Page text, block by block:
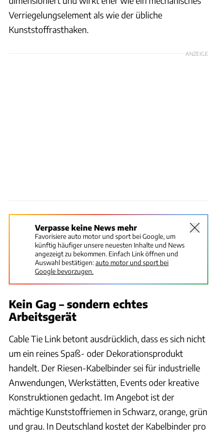
Verriegelungselement als wie der übliche
Kunststoffrasthaken.
ANZEIGE
Verpasse keine News mehr
Favorisiere auto motor und sport bei Google, um
künftig häufiger unsere neuesten Inhalte und News
angezeigt zu bekommen. Einfach Link öffnen und
Auswahl bestätigen:auto motor und sport bei
Google bevorzugen.
Kein Gag – sondern echtes
Arbeitsgerät
Cable Tie Link betont ausdrücklich, dass es sich nicht
um ein reines Spaß- oder Dekorationsprodukt
handelt. Der Riesen-Kabelbinder sei für industrielle
Anwendungen, Werkstätten, Events oder kreative
Konstruktionen gedacht. Im Angebot ist der
mächtige Kunststoffriemen in Schwarz, orange, grün
und grau. In Deutschland kostet der Kabelbinder pro